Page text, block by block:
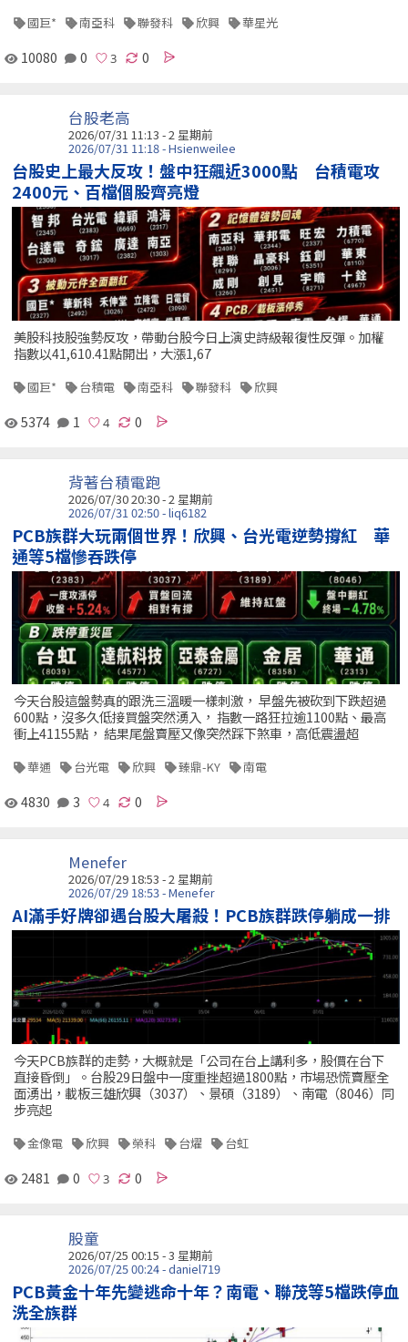
國巨* 南亞科 聯發科 欣興 華星光
10080 0 0
台股老高
2026/07/31 11:13 - 2 星期前
2026/07/31 11:18 - Hsienweilee
台股史上最大反攻！盤中狂飆近3000點 台積電攻
2400元、百檔個股齊亮燈
美股科技股強勢反攻，帶動台股今日上演史詩級報復性反彈。加權
指數以41,610.41點開出，大漲1,67
國巨* 台積電 南亞科 聯發科 欣興
5374 1 0
背著台積電跑
2026/07/30 20:30 - 2 星期前
2026/07/31 02:50 - liq6182
PCB族群大玩兩個世界！欣興、台光電逆勢撐紅 華
通等5檔慘吞跌停
今天台股這盤勢真的跟洗三溫暖一樣刺激， 早盤先被砍到下跌超過
600點，沒多久低接買盤突然湧入， 指數一路狂拉逾1100點、最高
衝上41155點， 結果尾盤賣壓又像突然踩下煞車，高低震盪超
華通 台光電 欣興 臻鼎-KY 南電
4830 3 0
Menefer
2026/07/29 18:53 - 2 星期前
2026/07/29 18:53 - Menefer
AI滿手好牌卻遇台股大屠殺！PCB族群跌停躺成一排
今天PCB族群的走勢，大概就是「公司在台上講利多，股價在台下
直接昏倒」。台股29日盤中一度重挫超過1800點，市場恐慌賣壓全
面湧出，載板三雄欣興（3037）、景碩（3189）、南電（8046）同
步亮起
金像電 欣興 榮科 台燿 台虹
2481 0 0
股童
2026/07/25 00:15 - 3 星期前
2026/07/25 00:24 - daniel719
PCB黃金十年先變逃命十年？南電、聯茂等5檔跌停血
洗全族群